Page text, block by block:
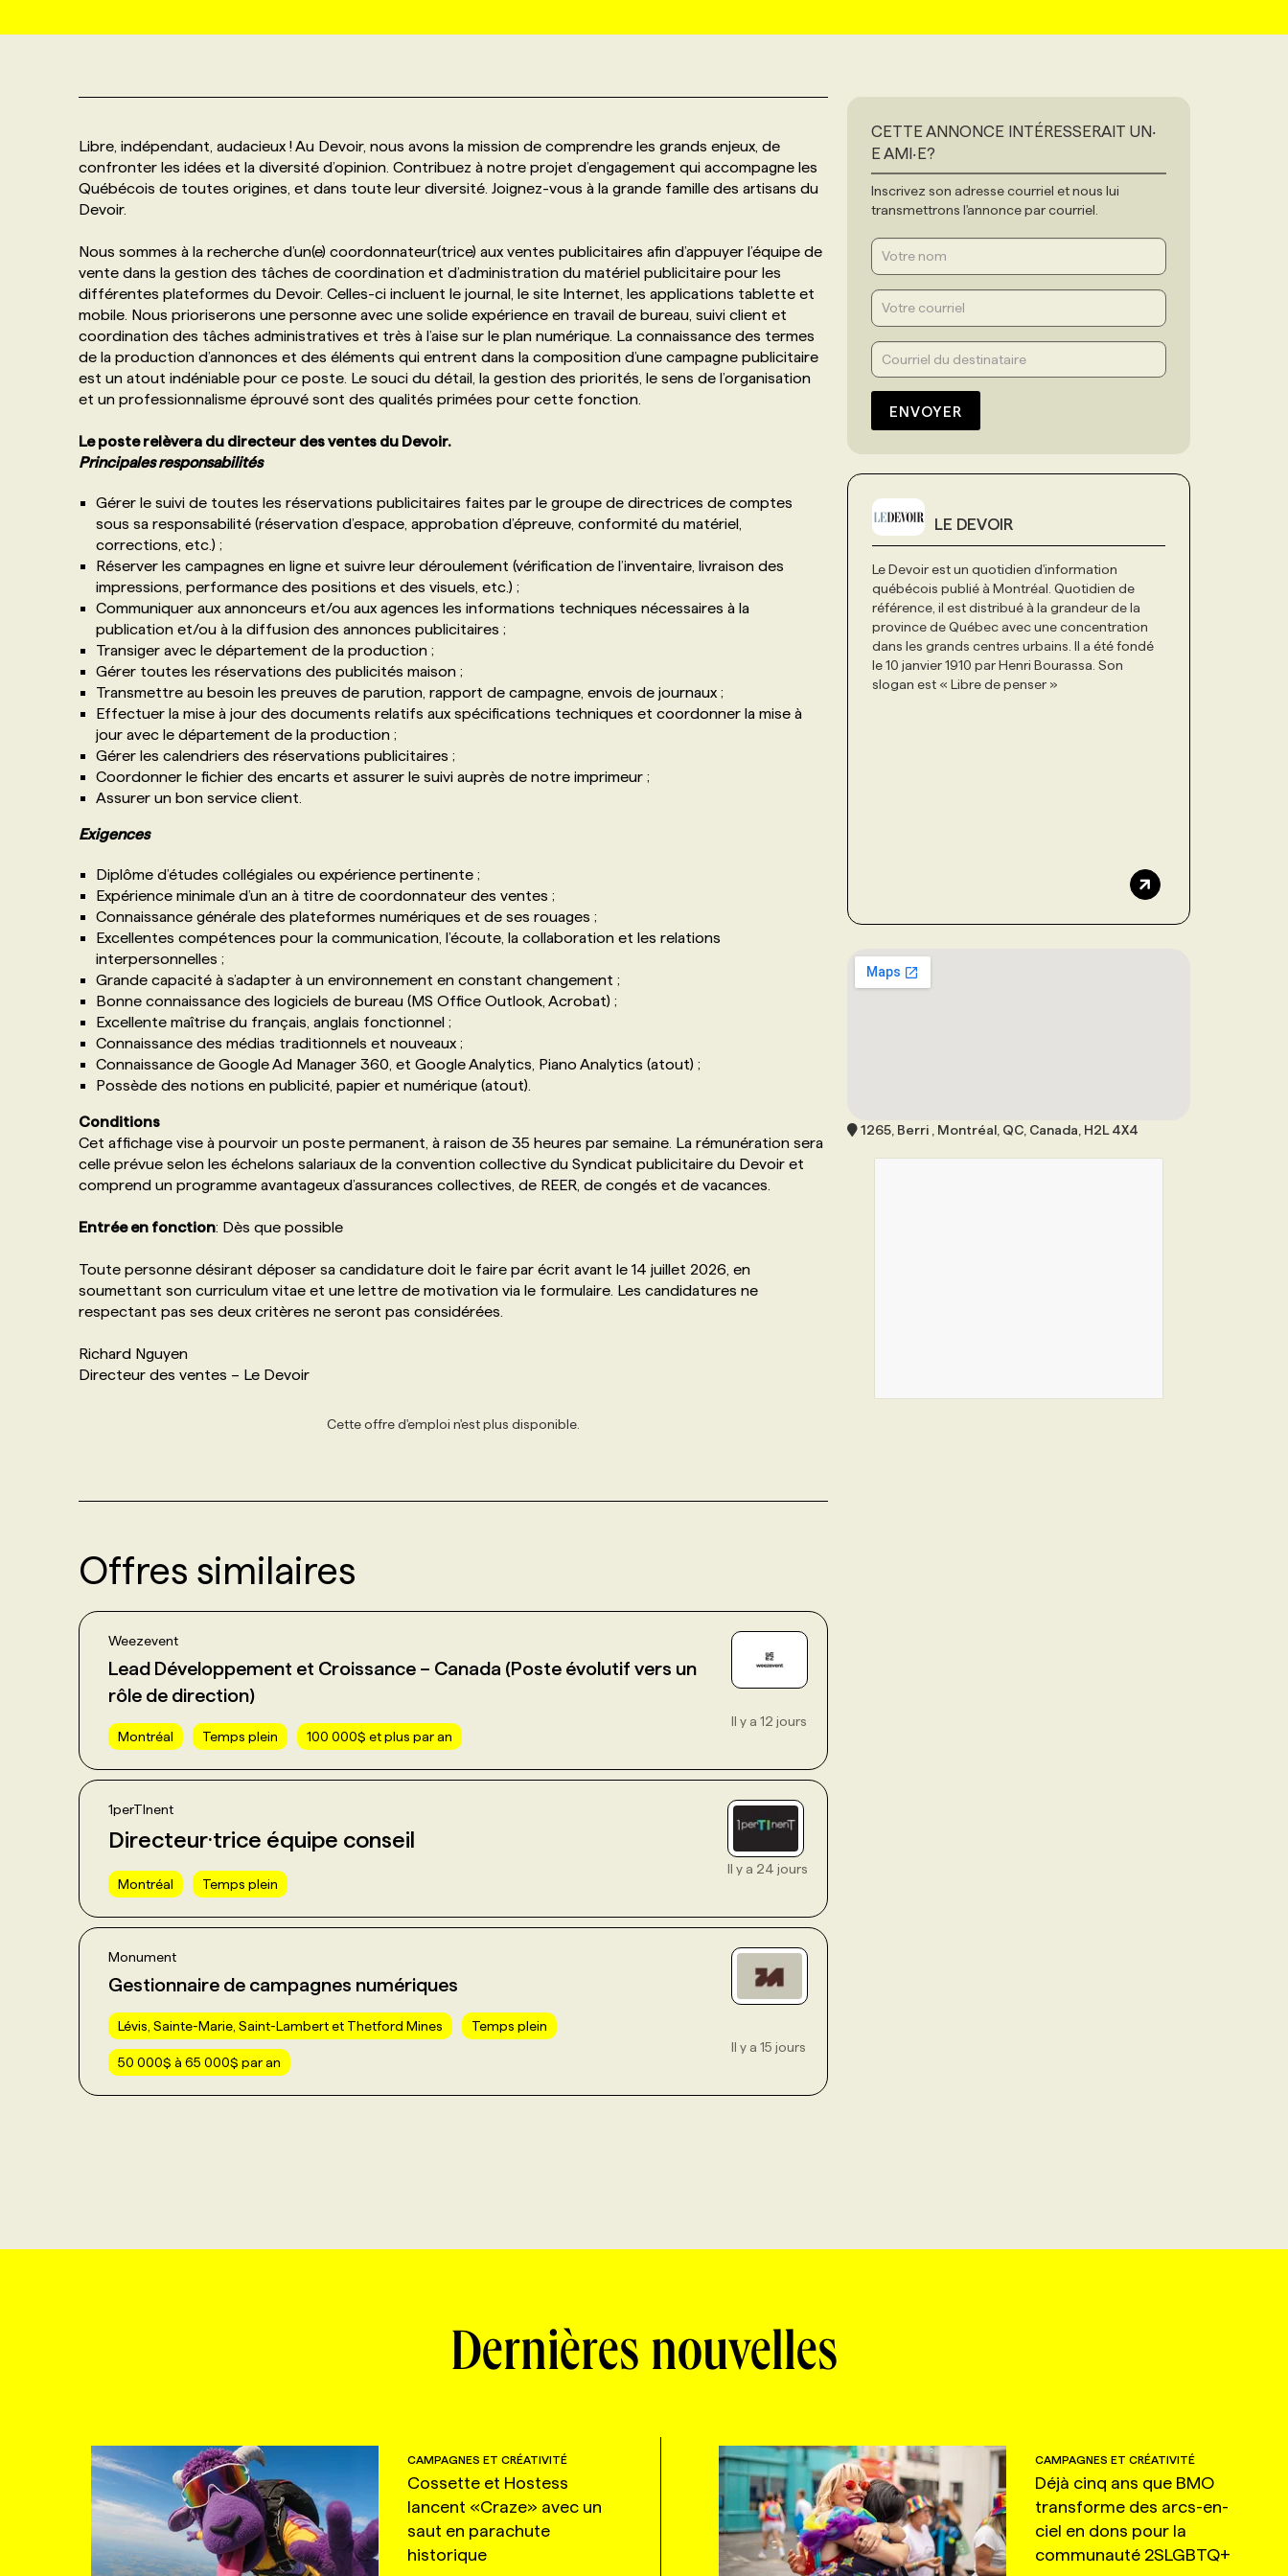
FAQ
ANNONCEZ AVEC NOUS
Libre, indépendant, audacieux ! Au Devoir, nous avons la mission de comprendre les grands enjeux, de
confronter les idées et la diversité d’opinion. Contribuez à notre projet d’engagement qui accompagne les
Québécois de toutes origines, et dans toute leur diversité. Joignez-vous à la grande famille des artisans du
Devoir.
Nous sommes à la recherche d’un(e) coordonnateur(trice) aux ventes publicitaires afin d’appuyer l’équipe de
vente dans la gestion des tâches de coordination et d’administration du matériel publicitaire pour les
différentes plateformes du Devoir. Celles-ci incluent le journal, le site Internet, les applications tablette et
mobile. Nous prioriserons une personne avec une solide expérience en travail de bureau, suivi client et
coordination des tâches administratives et très à l’aise sur le plan numérique. La connaissance des termes
de la production d’annonces et des éléments qui entrent dans la composition d’une campagne publicitaire
est un atout indéniable pour ce poste. Le souci du détail, la gestion des priorités, le sens de l’organisation
et un professionnalisme éprouvé sont des qualités primées pour cette fonction.
Le poste relèvera du directeur des ventes du Devoir.
Principales responsabilités
Gérer le suivi de toutes les réservations publicitaires faites par le groupe de directrices de comptes
sous sa responsabilité (réservation d’espace, approbation d’épreuve, conformité du matériel,
corrections, etc.) ;
Réserver les campagnes en ligne et suivre leur déroulement (vérification de l’inventaire, livraison des
impressions, performance des positions et des visuels, etc.) ;
Communiquer aux annonceurs et/ou aux agences les informations techniques nécessaires à la
publication et/ou à la diffusion des annonces publicitaires ;
Transiger avec le département de la production ;
Gérer toutes les réservations des publicités maison ;
Transmettre au besoin les preuves de parution, rapport de campagne, envois de journaux ;
Effectuer la mise à jour des documents relatifs aux spécifications techniques et coordonner la mise à
jour avec le département de la production ;
Gérer les calendriers des réservations publicitaires ;
Coordonner le fichier des encarts et assurer le suivi auprès de notre imprimeur ;
Assurer un bon service client.
Exigences
Diplôme d’études collégiales ou expérience pertinente ;
Expérience minimale d’un an à titre de coordonnateur des ventes ;
Connaissance générale des plateformes numériques et de ses rouages ;
Excellentes compétences pour la communication, l’écoute, la collaboration et les relations
interpersonnelles ;
Grande capacité à s’adapter à un environnement en constant changement ;
Bonne connaissance des logiciels de bureau (MS Office Outlook, Acrobat) ;
Excellente maîtrise du français, anglais fonctionnel ;
Connaissance des médias traditionnels et nouveaux ;
Connaissance de Google Ad Manager 360, et Google Analytics, Piano Analytics (atout) ;
Possède des notions en publicité, papier et numérique (atout).
Conditions
Cet affichage vise à pourvoir un poste permanent, à raison de 35 heures par semaine. La rémunération sera
celle prévue selon les échelons salariaux de la convention collective du Syndicat publicitaire du Devoir et
comprend un programme avantageux d’assurances collectives, de REER, de congés et de vacances.
Entrée en fonction: Dès que possible
Toute personne désirant déposer sa candidature doit le faire par écrit avant le 14 juillet 2026, en
soumettant son curriculum vitae et une lettre de motivation via le formulaire. Les candidatures ne
respectant pas ses deux critères ne seront pas considérées.
Richard Nguyen
Directeur des ventes – Le Devoir
Cette offre d'emploi n'est plus disponible.
Offres similaires
Weezevent
Lead Développement et Croissance – Canada (Poste évolutif vers un
rôle de direction)
Montréal Temps plein 100 000$ et plus par an
Il y a 12 jours
1perTInent
Directeur·trice équipe conseil
Montréal Temps plein
Il y a 24 jours
Monument
Gestionnaire de campagnes numériques
Lévis, Sainte-Marie, Saint-Lambert et Thetford Mines Temps plein
50 000$ à 65 000$ par an
Il y a 15 jours
CETTE ANNONCE INTÉRESSERAIT UN‧
E AMI‧E?
Inscrivez son adresse courriel et nous lui
transmettrons l'annonce par courriel.
ENVOYER
LE DEVOIR
Le Devoir est un quotidien d'information
québécois publié à Montréal. Quotidien de
référence, il est distribué à la grandeur de la
province de Québec avec une concentration
dans les grands centres urbains. Il a été fondé
le 10 janvier 1910 par Henri Bourassa. Son
slogan est « Libre de penser »
1265, Berri , Montréal, QC, Canada, H2L 4X4
Dernières nouvelles
CAMPAGNES ET CRÉATIVITÉ
Cossette et Hostess
lancent «Craze» avec un
saut en parachute
historique
CAMPAGNES ET CRÉATIVITÉ
Déjà cinq ans que BMO
transforme des arcs-en-
ciel en dons pour la
communauté 2SLGBTQ+